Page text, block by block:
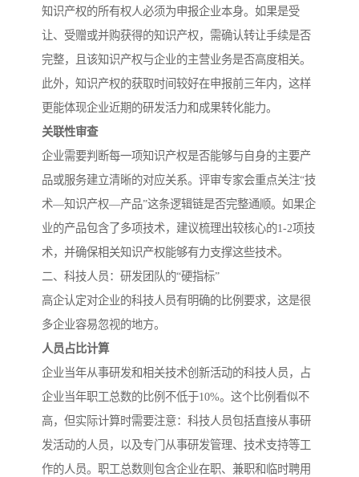
知识产权的所有权人必须为申报企业本身。如果是受
让、受赠或并购获得的知识产权，需确认转让手续是否
完整，且该知识产权与企业的主营业务是否高度相关。
此外，知识产权的获取时间较好在申报前三年内，这样
更能体现企业近期的研发活力和成果转化能力。
关联性审查
企业需要判断每一项知识产权是否能够与自身的主要产
品或服务建立清晰的对应关系。评审专家会重点关注“技
术—知识产权—产品”这条逻辑链是否完整通顺。如果企
业的产品包含了多项技术，建议梳理出较核心的1-2项技
术，并确保相关知识产权能够有力支撑这些技术。
二、科技人员：研发团队的“硬指标”
高企认定对企业的科技人员有明确的比例要求，这是很
多企业容易忽视的地方。
人员占比计算
企业当年从事研发和相关技术创新活动的科技人员，占
企业当年职工总数的比例不低于10%。这个比例看似不
高，但实际计算时需要注意：科技人员包括直接从事研
发活动的人员，以及专门从事研发管理、技术支持等工
作的人员。职工总数则包含企业在职、兼职和临时聘用